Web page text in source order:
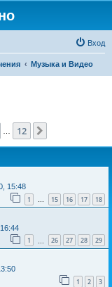
Вход
Музыка и Видео
12
15:48
1 … 15 16 17 18
1 26 27 28 29
1 2 3